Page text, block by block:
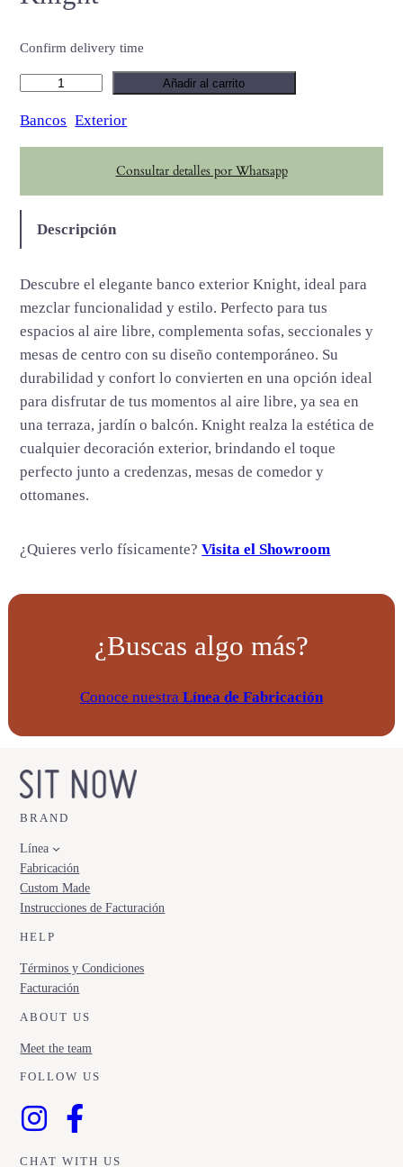
Confirm delivery time
i
g
t
a
t
i
d
a
d
Añadir al carrito
Bancos Exterior
Consultar detalles por Whatsapp
Descripción
Descubre el elegante banco exterior Knight, ideal para
mezclar funcionalidad y estilo. Perfecto para tus
espacios al aire libre, complementa sofas, seccionales y
mesas de centro con su diseño contemporáneo. Su
durabilidad y confort lo convierten en una opción ideal
para disfrutar de tus momentos al aire libre, ya sea en
una terraza, jardín o balcón. Knight realza la estética de
cualquier decoración exterior, brindando el toque
perfecto junto a credenzas, mesas de comedor y
ottomanes.
¿Quieres verlo físicamente?Visita el Showroom
¿Buscas algo más?
Conoce nuestra Línea de Fabricación
BRAND
Línea
Fabricación
Custom Made
Instrucciones de Facturación
HELP
Términos y Condiciones
Facturación
ABOUT US
Meet the team
FOLLOW US
CHAT WITH US